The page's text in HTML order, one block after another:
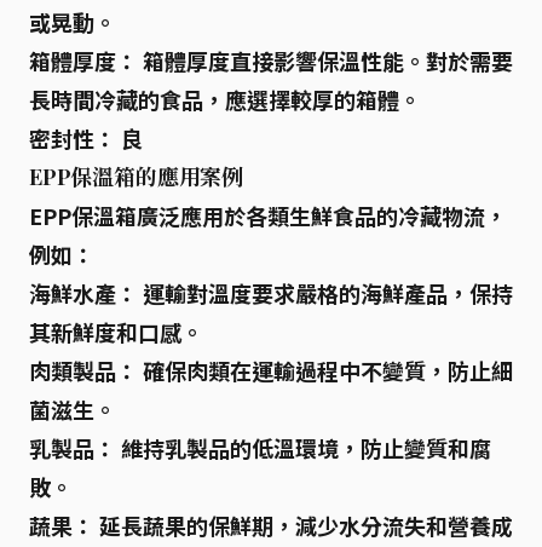
或晃動。
箱體厚度： 箱體厚度直接影響保溫性能。對於需要
長時間冷藏的食品，應選擇較厚的箱體 。
密封性： 良
EPP保溫箱的應用案例
EPP保溫箱廣泛應用於各類生鮮食品的冷藏物流，
例如：
海鮮水產： 運輸對溫度要求嚴格的海鮮產品，保持
其新鮮度和口感。
肉類製品： 確保肉類在運輸過程中不變質，防止細
菌滋生。
乳製品： 維持乳製品的低溫環境，防止變質和腐
敗。
蔬果： 延長蔬果的保鮮期，減少水分流失和營養成